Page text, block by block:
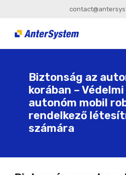
Biztonság az
korában –
autonóm mobil
rendelkező
számára